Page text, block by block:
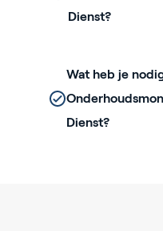
Dienst?
Wat heb je
Dienst?